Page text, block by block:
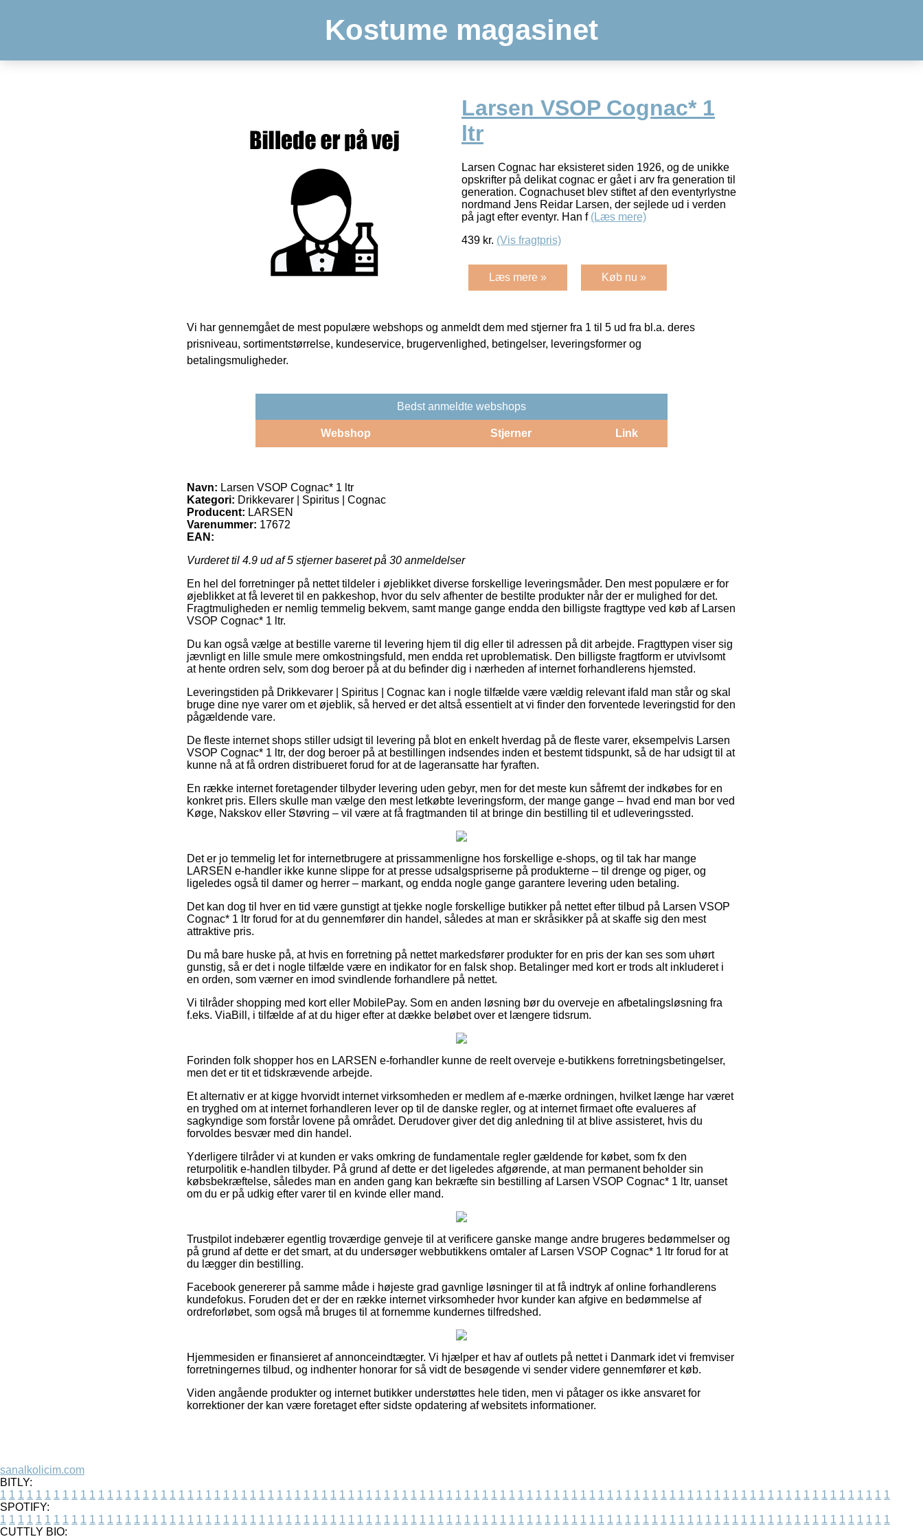
Kostume magasinet
Larsen VSOP Cognac* 1
ltr
Larsen Cognac har eksisteret siden 1926, og de unikke
opskrifter på delikat cognac er gået i arv fra generation til
generation. Cognachuset blev stiftet af den eventyrlystne
nordmand Jens Reidar Larsen, der sejlede ud i verden
på jagt efter eventyr. Han f (Læs mere)
439 kr. (Vis fragtpris)
Læs mere » Køb nu »
Vi har gennemgået de mest populære webshops og anmeldt dem med stjerner fra 1 til 5 ud fra bl.a. deres
prisniveau, sortimentstørrelse, kundeservice, brugervenlighed, betingelser, leveringsformer og
betalingsmuligheder.
Bedst anmeldte webshops
Webshop Stjerner Link
Navn: Larsen VSOP Cognac* 1 ltr
Kategori: Drikkevarer | Spiritus | Cognac
Producent: LARSEN
Varenummer: 17672
EAN:
Vurderet til 4.9 ud af 5 stjerner baseret på 30 anmeldelser
En hel del forretninger på nettet tildeler i øjeblikket diverse forskellige leveringsmåder. Den mest populære er for
øjeblikket at få leveret til en pakkeshop, hvor du selv afhenter de bestilte produkter når der er mulighed for det.
Fragtmuligheden er nemlig temmelig bekvem, samt mange gange endda den billigste fragttype ved køb af Larsen
VSOP Cognac* 1 ltr.
Du kan også vælge at bestille varerne til levering hjem til dig eller til adressen på dit arbejde. Fragttypen viser sig
jævnligt en lille smule mere omkostningsfuld, men endda ret uproblematisk. Den billigste fragtform er utvivlsomt
at hente ordren selv, som dog beroer på at du befinder dig i nærheden af internet forhandlerens hjemsted.
Leveringstiden på Drikkevarer | Spiritus | Cognac kan i nogle tilfælde være vældig relevant ifald man står og skal
bruge dine nye varer om et øjeblik, så herved er det altså essentielt at vi finder den forventede leveringstid for den
pågældende vare.
De fleste internet shops stiller udsigt til levering på blot en enkelt hverdag på de fleste varer, eksempelvis Larsen
VSOP Cognac* 1 ltr, der dog beroer på at bestillingen indsendes inden et bestemt tidspunkt, så de har udsigt til at
kunne nå at få ordren distribueret forud for at de lageransatte har fyraften.
En række internet foretagender tilbyder levering uden gebyr, men for det meste kun såfremt der indkøbes for en
konkret pris. Ellers skulle man vælge den mest letkøbte leveringsform, der mange gange – hvad end man bor ved
Køge, Nakskov eller Støvring – vil være at få fragtmanden til at bringe din bestilling til et udleveringssted.
Det er jo temmelig let for internetbrugere at prissammenligne hos forskellige e-shops, og til tak har mange
LARSEN e-handler ikke kunne slippe for at presse udsalgspriserne på produkterne – til drenge og piger, og
ligeledes også til damer og herrer – markant, og endda nogle gange garantere levering uden betaling.
Det kan dog til hver en tid være gunstigt at tjekke nogle forskellige butikker på nettet efter tilbud på Larsen VSOP
Cognac* 1 ltr forud for at du gennemfører din handel, således at man er skråsikker på at skaffe sig den mest
attraktive pris.
Du må bare huske på, at hvis en forretning på nettet markedsfører produkter for en pris der kan ses som uhørt
gunstig, så er det i nogle tilfælde være en indikator for en falsk shop. Betalinger med kort er trods alt inkluderet i
en orden, som værner en imod svindlende forhandlere på nettet.
Vi tilråder shopping med kort eller MobilePay. Som en anden løsning bør du overveje en afbetalingsløsning fra
f.eks. ViaBill, i tilfælde af at du higer efter at dække beløbet over et længere tidsrum.
Forinden folk shopper hos en LARSEN e-forhandler kunne de reelt overveje e-butikkens forretningsbetingelser,
men det er tit et tidskrævende arbejde.
Et alternativ er at kigge hvorvidt internet virksomheden er medlem af e-mærke ordningen, hvilket længe har været
en tryghed om at internet forhandleren lever op til de danske regler, og at internet firmaet ofte evalueres af
sagkyndige som forstår lovene på området. Derudover giver det dig anledning til at blive assisteret, hvis du
forvoldes besvær med din handel.
Yderligere tilråder vi at kunden er vaks omkring de fundamentale regler gældende for købet, som fx den
returpolitik e-handlen tilbyder. På grund af dette er det ligeledes afgørende, at man permanent beholder sin
købsbekræftelse, således man en anden gang kan bekræfte sin bestilling af Larsen VSOP Cognac* 1 ltr, uanset
om du er på udkig efter varer til en kvinde eller mand.
Trustpilot indebærer egentlig troværdige genveje til at verificere ganske mange andre brugeres bedømmelser og
på grund af dette er det smart, at du undersøger webbutikkens omtaler af Larsen VSOP Cognac* 1 ltr forud for at
du lægger din bestilling.
Facebook genererer på samme måde i højeste grad gavnlige løsninger til at få indtryk af online forhandlerens
kundefokus. Foruden det er der en række internet virksomheder hvor kunder kan afgive en bedømmelse af
ordreforløbet, som også må bruges til at fornemme kundernes tilfredshed.
Hjemmesiden er finansieret af annonceindtægter. Vi hjælper et hav af outlets på nettet i Danmark idet vi fremviser
forretningernes tilbud, og indhenter honorar for så vidt de besøgende vi sender videre gennemfører et køb.
Viden angående produkter og internet butikker understøttes hele tiden, men vi påtager os ikke ansvaret for
korrektioner der kan være foretaget efter sidste opdatering af websitets informationer.
sanalkolicim.com
BITLY:
1 1 1 1 1 1 1 1 1 1 1 1 1 1 1 1 1 1 1 1 1 1 1 1 1 1 1 1 1 1 1 1 1 1 1 1 1 1 1 1 1 1 1 1 1 1 1 1 1 1 1 1 1 1 1 1 1 1 1 1 1 1 1 1 1 1 1 1 1 1 1 1 1 1 1 1 1 1 1 1 1 1 1 1 1 1 1 1 1 1 1 1 1 1 1 1 1 1 1 1
SPOTIFY:
1 1 1 1 1 1 1 1 1 1 1 1 1 1 1 1 1 1 1 1 1 1 1 1 1 1 1 1 1 1 1 1 1 1 1 1 1 1 1 1 1 1 1 1 1 1 1 1 1 1 1 1 1 1 1 1 1 1 1 1 1 1 1 1 1 1 1 1 1 1 1 1 1 1 1 1 1 1 1 1 1 1 1 1 1 1 1 1 1 1 1 1 1 1 1 1 1 1 1 1
CUTTLY BIO: